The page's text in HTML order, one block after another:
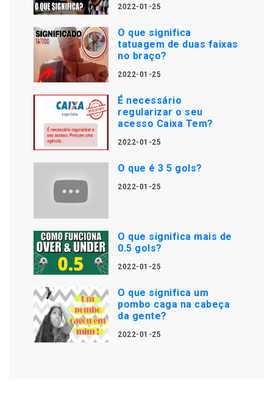
2022-01-25
O que significa
tatuagem de duas faixas
no braço?
2022-01-25
É necessário
regularizar o seu
acesso Caixa Tem?
2022-01-25
O que é 3 5 gols?
2022-01-25
O que significa mais de
0.5 gols?
2022-01-25
O que significa um
pombo caga na cabeça
da gente?
2022-01-25